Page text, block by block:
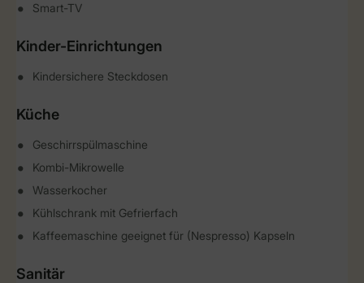
Smart-TV
Kinder-Einrichtungen
Kindersichere Steckdosen
Küche
Geschirrspülmaschine
Kombi-Mikrowelle
Wasserkocher
Kühlschrank mit Gefrierfach
Kaffeemaschine geeignet für (Nespresso) Kapseln
Sanitär